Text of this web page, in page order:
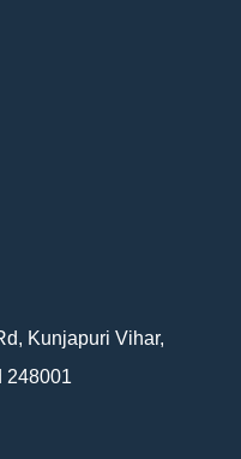
Kunjapuri Vihar,
248001